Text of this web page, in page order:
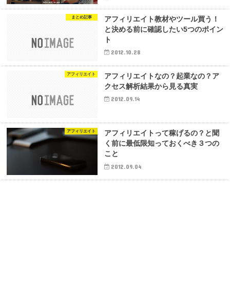
まとめ記事
アフィリエイト教材やツール買う！
と決める前に確認したい5つのポイン
ト
2012.10.28
アフィリエイト
アフィリエイトなの？起業なの？ア
クセス解析結果から見る真実
2012.09.14
アフィリエイト
アフィリエイトって稼げるの？と聞
く前に最低限知っておくべき３つの
こと
2012.09.04